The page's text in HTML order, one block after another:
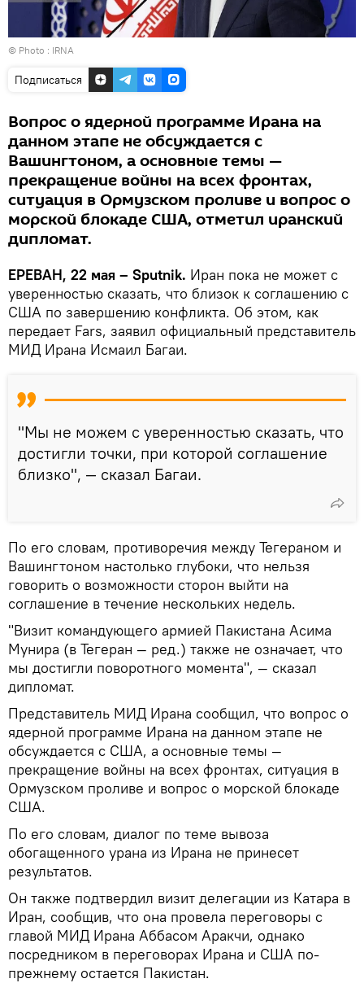
© Photo : IRNA
Подписаться
Вопрос о ядерной программе Ирана на
данном этапе не обсуждается с
Вашингтоном, а основные темы —
прекращение войны на всех фронтах,
ситуация в Ормузском проливе и вопрос о
морской блокаде США, отметил иранский
дипломат.
ЕРЕВАН, 22 мая – Sputnik. Иран пока не может с
уверенностью сказать, что близок к соглашению с
США по завершению конфликта. Об этом, как
передает Fars, заявил официальный представитель
МИД Ирана Исмаил Багаи.
"Мы не можем с уверенностью сказать, что
достигли точки, при которой соглашение
близко", — сказал Багаи.
По его словам, противоречия между Тегераном и
Вашингтоном настолько глубоки, что нельзя
говорить о возможности сторон выйти на
соглашение в течение нескольких недель.
"Визит командующего армией Пакистана Асима
Мунира (в Тегеран — ред.) также не означает, что
мы достигли поворотного момента", — сказал
дипломат.
Представитель МИД Ирана сообщил, что вопрос о
ядерной программе Ирана на данном этапе не
обсуждается с США, а основные темы —
прекращение войны на всех фронтах, ситуация в
Ормузском проливе и вопрос о морской блокаде
США.
По его словам, диалог по теме вывоза
обогащенного урана из Ирана не принесет
результатов.
Он также подтвердил визит делегации из Катара в
Иран, сообщив, что она провела переговоры с
главой МИД Ирана Аббасом Аракчи, однако
посредником в переговорах Ирана и США по-
прежнему остается Пакистан.